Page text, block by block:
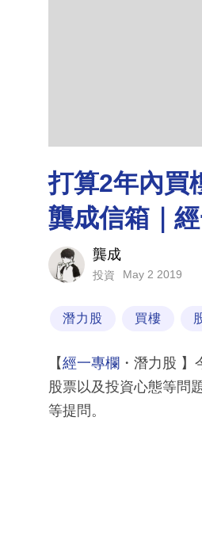
打算2年內買
龔成信箱｜
龔成
投資 May 2 2019
潛力股 買樓
【經一專欄 ・潛力股
股票以及投資心態等問
等提問。